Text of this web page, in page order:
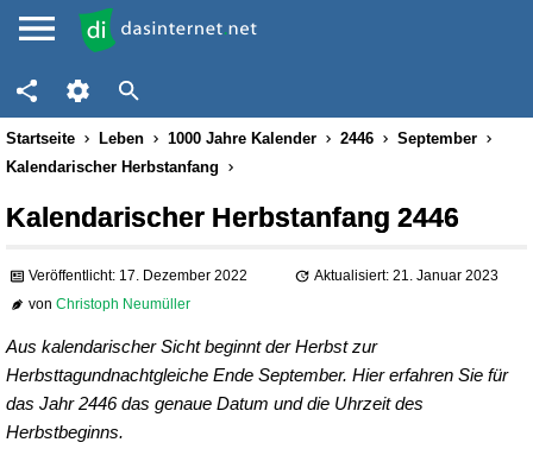
Startseite Leben 1000 Jahre Kalender 2446
September
Kalendarischer Herbstanfang
Kalendarischer Herbstanfang 2446
Veröffentlicht: 17. Dezember 2022
Aktualisiert: 21. Januar 2023
vonChristoph Neumüller
Aus kalendarischer Sicht beginnt der Herbst zur
Herbsttagundnachtgleiche Ende September. Hier erfahren Sie für
das Jahr 2446 das genaue Datum und die Uhrzeit des
Herbstbeginns.